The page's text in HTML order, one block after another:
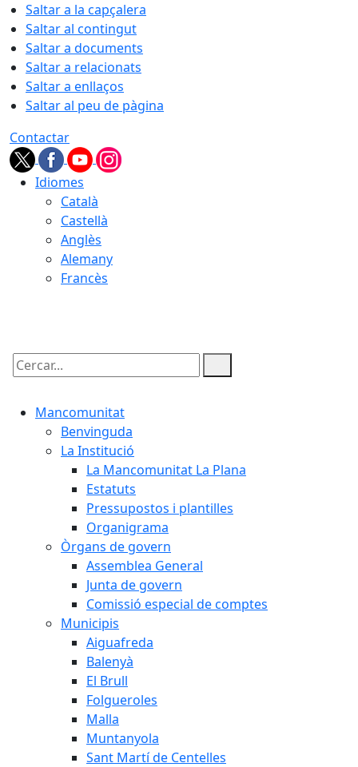
Saltar a la capçalera
Saltar al contingut
Saltar a documents
Saltar a relacionats
Saltar a enllaços
Saltar al peu de pàgina
Contactar
Idiomes
Català
Castellà
Anglès
Alemany
Francès
Cercar:
Mancomunitat
Benvinguda
La Institució
La Mancomunitat La Plana
Estatuts
Pressupostos i plantilles
Organigrama
Òrgans de govern
Assemblea General
Junta de govern
Comissió especial de comptes
Municipis
Aiguafreda
Balenyà
El Brull
Folgueroles
Malla
Muntanyola
Sant Martí de Centelles